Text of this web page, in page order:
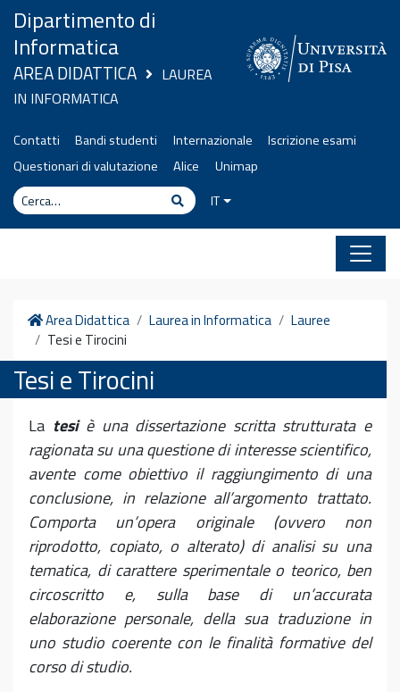
Vai al contenuto
Dipartimento di
Informatica
AREA DIDATTICA
LAUREA
IN INFORMATICA
Contatti Bandi studenti Internazionale
Iscrizione esami
Questionari di valutazione
Alice
Unimap
Cerca
CercaIT
Home
Area Didattica Laurea in Informatica
Lauree
Tesi e Tirocini
Tesi e Tirocini
La tesiè una dissertazione scritta strutturata e
ragionata su una questione di interesse scientifico,
avente come obiettivo il raggiungimento di una
conclusione, in relazione all’argomento trattato.
Comporta un’opera originale (ovvero non
riprodotto, copiato, o alterato) di analisi su una
tematica, di carattere sperimentale o teorico, ben
circoscritto e, sulla base di un’accurata
elaborazione personale, della sua traduzione in
uno studio coerente con le finalità formative del
corso di studio.